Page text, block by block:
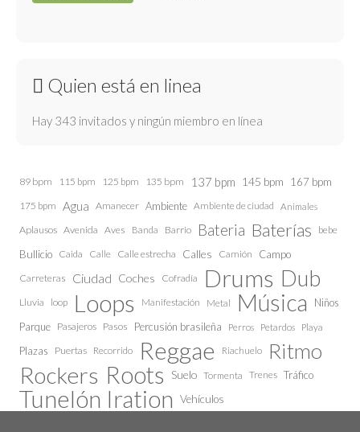
Quien está en linea
Hay 343 invitados y ningún miembro en línea
89 bpm 115 bpm 125 bpm 135 bpm 137 bpm 145 bpm 167 bpm
175 bpm Agua Amanecer Ambiente Ambiente de ciudad Animales
Aplausos Avenida Aves Banda Barrio Bateria Baterías bebe
Bullicio Caida Calle Calle estrecha Calles Camión Campo
Carreteras Ciudad Coches Cofradía Drums Dub
Lluvia loop Loops Manifestación Metal Música
Niños
Parque Pasajeros Pasos Percusión brasileña Perros Petardos Playa
Plazas Puertas Recorrido Reggae Riachuelo Ritmo
Rockers Roots Suelo Tormenta Trenes Tráfico
Tunelón Iration Vehículos